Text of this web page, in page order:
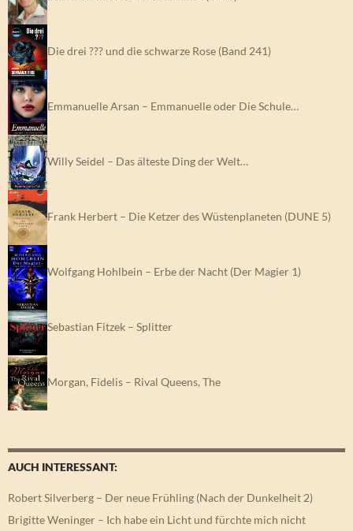
Die drei ??? und die schwarze Rose (Band 241)
Emmanuelle Arsan – Emmanuelle oder Die Schule…
Willy Seidel – Das älteste Ding der Welt…
Frank Herbert – Die Ketzer des Wüstenplaneten (DUNE 5)
Wolfgang Hohlbein – Erbe der Nacht (Der Magier 1)
Sebastian Fitzek – Splitter
Morgan, Fidelis – Rival Queens, The
AUCH INTERESSANT:
Robert Silverberg – Der neue Frühling (Nach der Dunkelheit 2)
Brigitte Weninger – Ich habe ein Licht und fürchte mich nicht